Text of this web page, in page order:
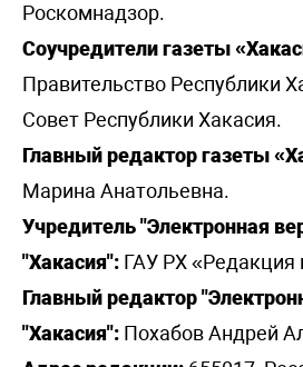
Роскомнадзор.
Соучредители газеты
Правительство Республики
Совет Республики Хакасия.
Главный редактор газеты
Марина Анатольевна.
Учредитель "Электронная
"Хакасия": ГАУ РХ «Редакция
Главный редактор
"Хакасия": Похабов Андрей